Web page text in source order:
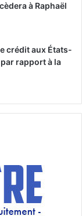
à Raphaël
crédit aux États-
rapport à la